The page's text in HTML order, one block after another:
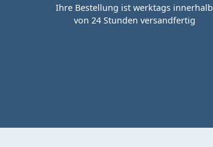
Ihre Bestellung ist werktags innerhalb
von 24 Stunden versandfertig